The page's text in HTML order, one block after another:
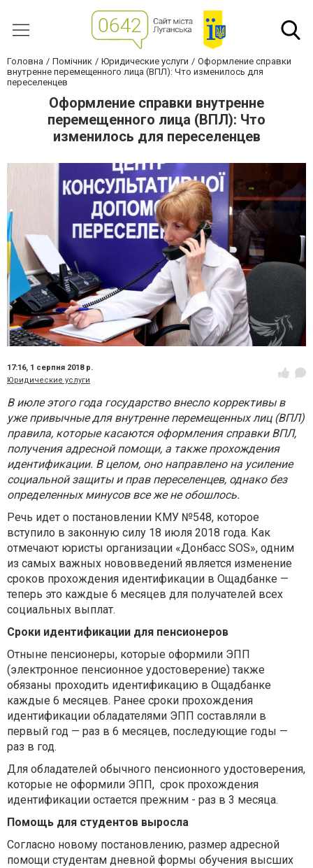
Головна Помічник Юридические услуги
Оформление справки
внутренне перемещенного лица (ВПЛ): Что изменилось для
переселенцев
Оформление справки внутренне
перемещенного лица (ВПЛ): Что
изменилось для переселенцев
17:16, 1 серпня 2018 р.
Юридические услуги
В июле этого года государство внесло коррективы в
уже привычные для внутренне перемещенных лиц (ВПЛ)
правила, которые касаются оформления справки ВПЛ,
получения адресной помощи, а также прохождения
идентификации. В целом, оно направлено на усиление
социальной защиты и прав переселенцев, однако без
определенных минусов все же не обошлось.
Речь идет о постановлении КМУ №548, которое
вступило в законную силу 18 июля 2018 года. Как
отмечают юристы организации «Донбасс SOS», одним
из самых важных нововведений является изменение
сроков прохождения идентификации в Ощадбанке —
теперь это каждые 6 месяцев для получателей всех
социальных выплат.
Сроки идентификации для пенсионеров
Отныне пенсионеры, которые оформили ЭПП
(электронное пенсионное удостоверение) также
обязаны проходить идентификацию в Ощадбанке
каждые 6 месяцев. Ранее сроки прохождения
идентификации обладателями ЭПП составляли в
первый год — раз в 6 месяцев, последующие годы —
раз в год.
Для обладателей обычного пенсионного удостоверения,
которые не оформили ЭПП, срок прохождения
идентификации остается прежним - раз в 3 месяца.
Помощь для студентов выросла
Согласно новому постановлению, размер адресной
помощи студентам дневной формы обучения высших